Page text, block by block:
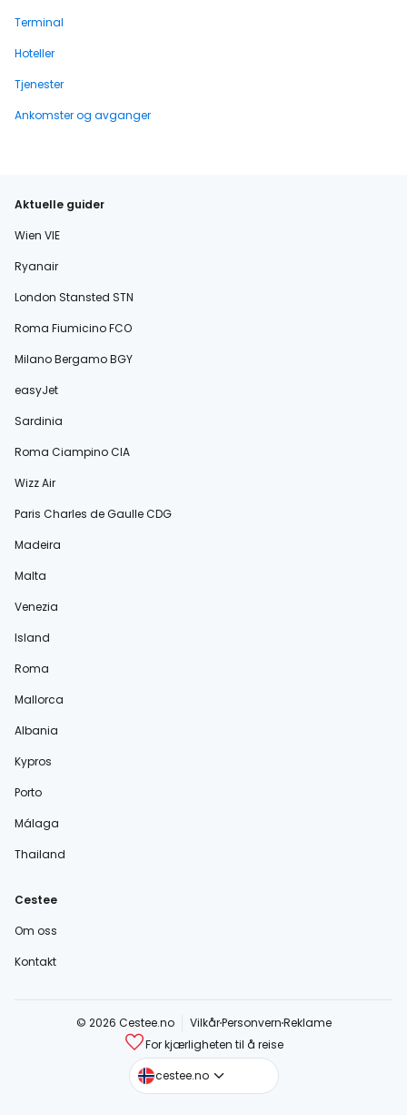
Terminal
Hoteller
Tjenester
Ankomster og avganger
Aktuelle guider
Wien VIE
Ryanair
London Stansted STN
Roma Fiumicino FCO
Milano Bergamo BGY
easyJet
Sardinia
Roma Ciampino CIA
Wizz Air
Paris Charles de Gaulle CDG
Madeira
Malta
Venezia
Island
Roma
Mallorca
Albania
Kypros
Porto
Málaga
Thailand
Cestee
Om oss
Kontakt
© 2026 Cestee.no VilkårPersonvernReklame
For kjærligheten til å reise
cestee.no
cestee.com
cestee.sk